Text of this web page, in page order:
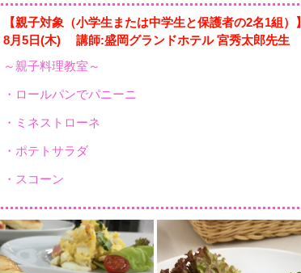
【親子対象（小学生または中学生と保護者の2名1組）】
8月5日(木) 講師:盛岡グランドホテル 宮秀太郎先生
～親子料理教室～
・ロールパンでパニーニ
・ミネストローネ
・ポテトサラダ
・スコーン